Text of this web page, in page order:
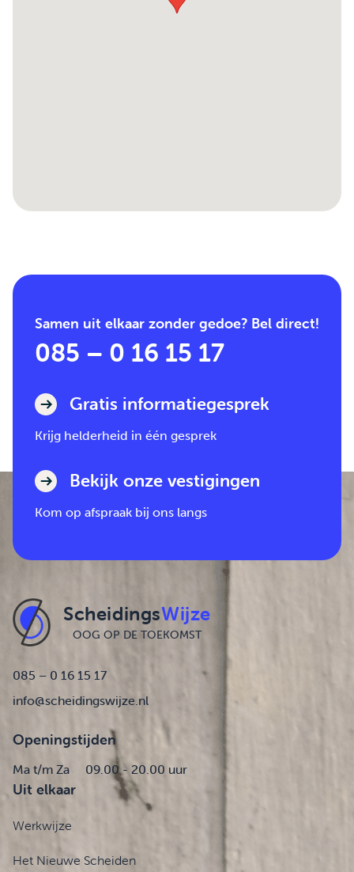
Samen uit elkaar zonder gedoe? Bel direct!
085 – 0 16 15 17
Gratis informatiegesprek
Krijg helderheid in één gesprek
Bekijk onze vestigingen
Kom op afspraak bij ons langs
ScheidingsWijze
OOG OP DE TOEKOMST
085 – 0 16 15 17
info@scheidingswijze.nl
Openingstijden
Ma t/m Za 09.00 - 20.00 uur
Uit elkaar
Werkwijze
Het Nieuwe Scheiden